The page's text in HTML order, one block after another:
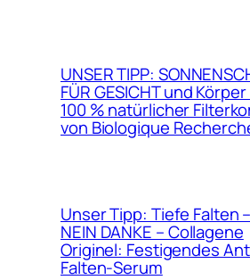
UNSER TIPP:
FÜR GESICHT und Körper
100 % natürlicher
von Biologique
Unser Tipp: Tiefe Falten –
NEIN DANKE – Collagene
Originel: Festigendes
Falten-Serum